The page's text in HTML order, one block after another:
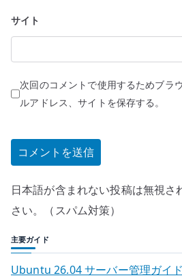
サイト
次回のコメントで使用するためブラ
ルアドレス、サイトを保存する。
日本語が含まれない投稿は無視さ
さい。（スパム対策）
主要ガイド
Ubuntu 26.04 サーバー管理ガイド